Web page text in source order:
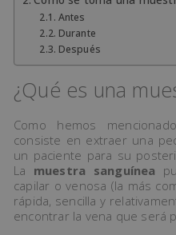
Antes
Durante
Después
¿Qué es una
Como hemos
consiste en extraer una
un paciente para su
La muestra sanguínea
capilar o venosa (la más
rápida, sencilla y
encontrar la vena que será